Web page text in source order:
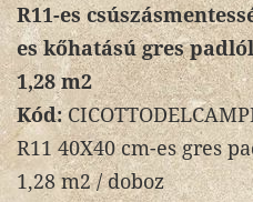
R11-es
es kőhatású gres
1,28 m2
Kód:
R11 40X40 cm-es gres
1,28 m2 / doboz